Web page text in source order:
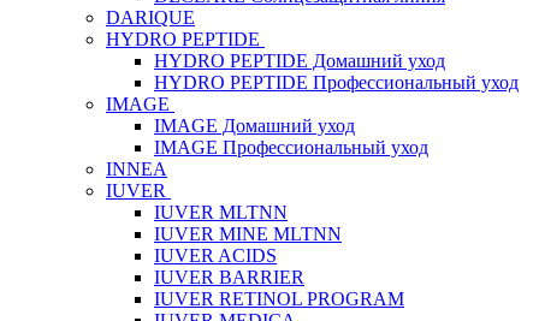
DARIQUE
HYDRO PEPTIDE
HYDRO PEPTIDE Домашний уход
HYDRO PEPTIDE Профессиональный уход
IMAGE
IMAGE Домашний уход
IMAGE Профессиональный уход
INNEA
IUVER
IUVER MLTNN
IUVER MINE MLTNN
IUVER ACIDS
IUVER BARRIER
IUVER RETINOL PROGRAM